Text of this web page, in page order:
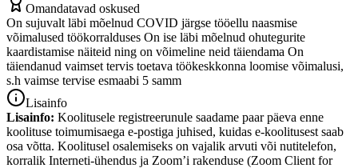
Omandatavad oskused
On sujuvalt läbi mõelnud COVID järgse tööellu naasmise
võimalused töökorralduses On ise läbi mõelnud ohutegurite
kaardistamise näiteid ning on võimeline neid täiendama On
täiendanud vaimset tervis toetava töökeskkonna loomise võimalusi,
s.h vaimse tervise esmaabi 5 samm
Lisainfo
Lisainfo: Koolitusele registreerunule saadame paar päeva enne
koolituse toimumisaega e-postiga juhised, kuidas e-koolitusest saab
osa võtta. Koolitusel osalemiseks on vajalik arvuti või nutitelefon,
korralik Interneti-ühendus ja Zoom’i rakenduse (Zoom Client for